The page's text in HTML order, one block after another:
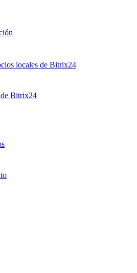
locales de Bitrix24
de Bitrix24